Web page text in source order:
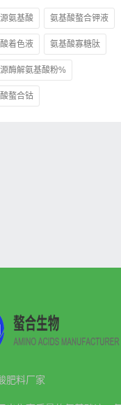
氨基酸 氨基酸螯合钾液
着色液 氨基酸寡糖肽
酶解氨基酸粉%
螯合钴
肥料厂家